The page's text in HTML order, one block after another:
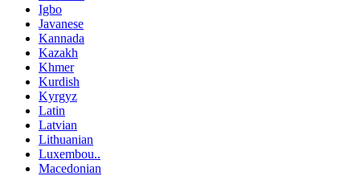
Igbo
Javanese
Kannada
Kazakh
Khmer
Kurdish
Kyrgyz
Latin
Latvian
Lithuanian
Luxembou..
Macedonian